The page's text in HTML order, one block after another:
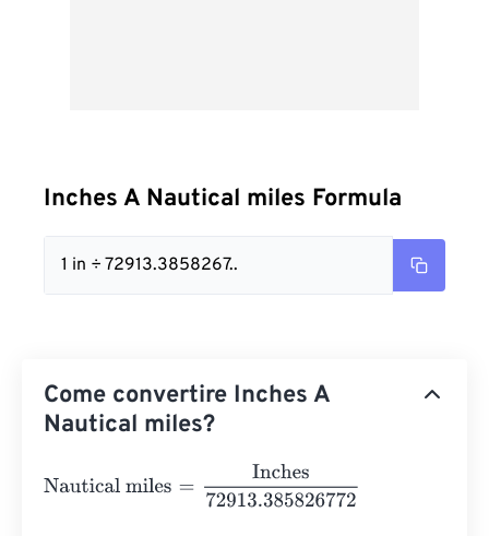
Inches A Nautical miles Formula
1 in ÷ 72913.3858267..
Come convertire Inches A
Nautical miles?
Nautical miles 72913.385826772